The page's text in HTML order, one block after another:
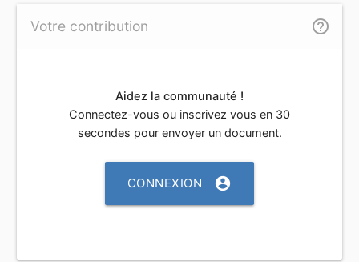
Votre contribution help_outline
Aidez la communauté !
Connectez-vous ou inscrivez vous en 30
secondes pour envoyer un document.
CONNEXION account_circle